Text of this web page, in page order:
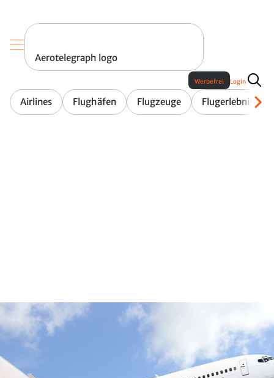
Aerotelegraph logo
Airlines Flughäfen Flugzeuge Flugerlebnis
Werbefrei Login